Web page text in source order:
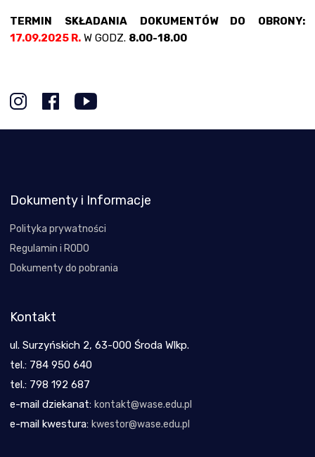
TERMIN SKŁADANIA DOKUMENTÓW DO OBRONY:
17.09.2025 R. W GODZ. 8.00-18.00
Dokumenty i Informacje
Polityka prywatności
Regulamin i RODO
Dokumenty do pobrania
Kontakt
ul. Surzyńskich 2, 63-000 Środa Wlkp.
tel.: 784 950 640
tel.: 798 192 687
e-mail dziekanat: kontakt@wase.edu.pl
e-mail kwestura: kwestor@wase.edu.pl